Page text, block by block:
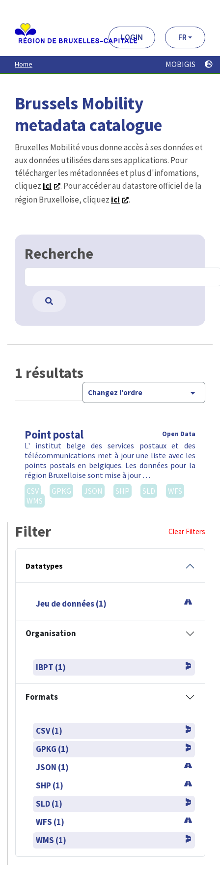
contenu
principal
LOGIN FR
Home MOBIGIS
Brussels Mobility
metadata catalogue
Bruxelles Mobilité vous donne accès à ses données et
aux données utilisées dans ses applications. Pour
télécharger les métadonnées et plus d'infomations,
cliquez ici
. Pour accéder au datastore officiel de la
région Bruxelloise, cliquez ici .
Recherche
1 résultats
Changez l'ordre
Point postal Open Data
L' institut belge des services postaux et des
télécommunications met à jour une liste avec les
points postals en belgiques. Les données pour la
région Bruxelloise sont mise à jour …
CSV
GPKG JSON SHP SLD
WFS
WMS
Filter Clear Filters
Datatypes
Jeu de données (1)
Organisation
IBPT (1)
Formats
CSV (1)
GPKG (1)
JSON (1)
SHP (1)
SLD (1)
WFS (1)
WMS (1)